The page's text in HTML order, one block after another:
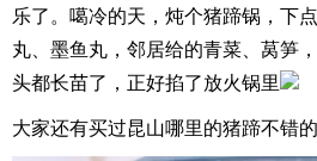
乐了。噶冷的天，炖个猪蹄锅，下
丸、墨鱼丸，邻居给的青菜、莴笋
头都长苗了，正好掐了放火锅里
大家还有买过昆山哪里的猪蹄不错